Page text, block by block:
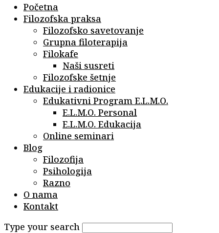
Početna
Filozofska praksa
Filozofsko savetovanje
Grupna filoterapija
Filokafe
Naši susreti
Filozofske šetnje
Edukacije i radionice
Edukativni Program E.L.M.O.
E.L.M.O. Personal
E.L.M.O. Edukacija
Online seminari
Blog
Filozofija
Psihologija
Razno
O nama
Kontakt
Type your search